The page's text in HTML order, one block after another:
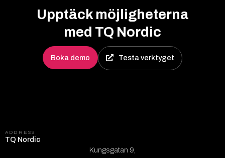
Upptäck möjligheterna
med TQ Nordic
Boka demo Testa verktyget
ADDRESS
TQ Nordic
Kungsgatan 9,